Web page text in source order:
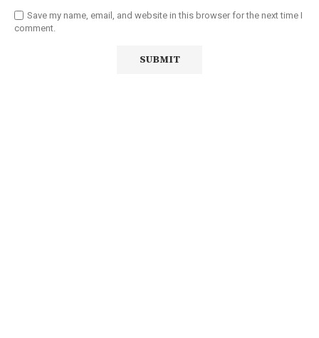
Save my name, email, and website in this browser for the next time I
comment.